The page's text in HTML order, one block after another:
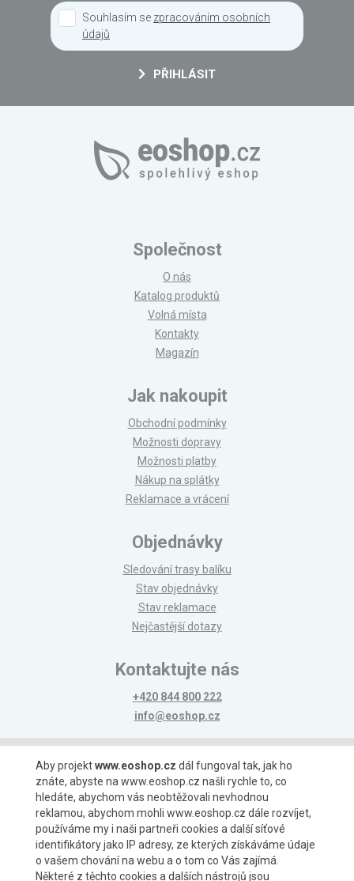
Souhlasím se zpracováním osobních
údajů
PŘIHLÁSIT
Společnost
O nás
Katalog produktů
Volná místa
Kontakty
Magazín
Jak nakoupit
Obchodní podmínky
Možnosti dopravy
Možnosti platby
Nákup na splátky
Reklamace a vrácení
Objednávky
Sledování trasy balíku
Stav objednávky
Stav reklamace
Nejčastější dotazy
Kontaktujte nás
+420 844 800 222
info@eoshop.cz
Možnosti platby
Možnosti dopravy
Aby projektwww.eoshop.cz dál fungoval tak, jak ho
znáte, abyste na www.eoshop.cz našli rychle to, co
hledáte, abychom vás neobtěžovali nevhodnou
reklamou, abychom mohli www.eoshop.cz dále rozvíjet,
používáme my i naši partneři cookies a další síťové
identifikátory jako IP adresy, ze kterých získáváme údaje
o vašem chování na webu a o tom co Vás zajímá.
Některé z těchto cookies a dalších nástrojů jsou